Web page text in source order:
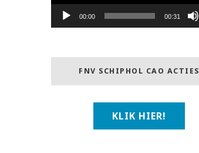
00:00 00:31
FNV SCHIPHOL CAO ACTIES
KLIK HIER!